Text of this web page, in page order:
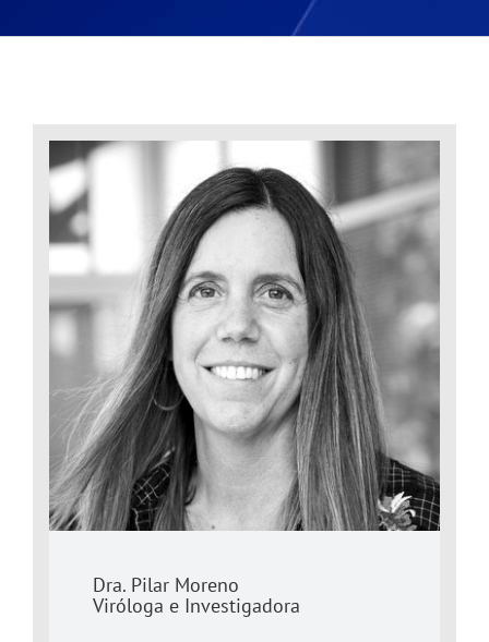
Dra. Pilar Moreno
Viróloga e Investigadora